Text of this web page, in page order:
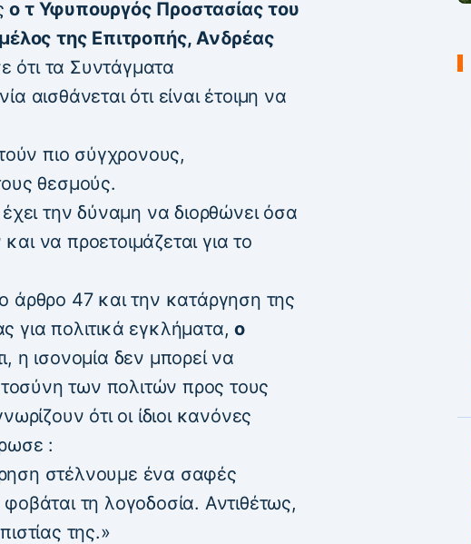
ο τ Υφυπουργός Προστασίας του
της Επιτροπής, Ανδρέας
ότι τα Συντάγματα
αισθάνεται ότι είναι έτοιμη να
πιο σύγχρονους,
θεσμούς.
την δύναμη να διορθώνει όσα
να προετοιμάζεται για το
άρθρο 47 και την κατάργηση της
για πολιτικά εγκλήματα,ο
η ισονομία δεν μπορεί να
των πολιτών προς τους
ότι οι ίδιοι κανόνες
:
στέλνουμε ένα σαφές
τη λογοδοσία. Αντιθέτως,
της.»